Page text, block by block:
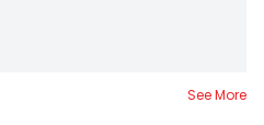
See More